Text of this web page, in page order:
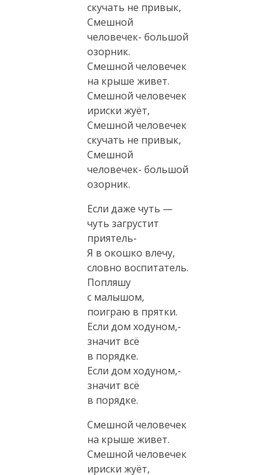
скучать не привык,
Смешной
человечек- большой
озорник.
Смешной человечек
на крыше живет.
Смешной человечек
ириски жуёт,
Смешной человечек
скучать не привык,
Смешной
человечек- большой
озорник.
Если даже чуть —
чуть загрустит
приятель-
Я в окошко влечу,
словно воспитатель.
Попляшу
с малышом,
поиграю в прятки.
Если дом ходуном,-
значит всё
в порядке.
Если дом ходуном,-
значит всё
в порядке.
Смешной человечек
на крыше живет.
Смешной человечек
ириски жуёт,